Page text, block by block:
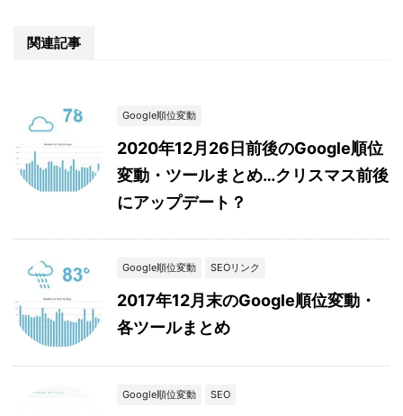
関連記事
Google順位変動
2020年12月26日前後のGoogle順位
変動・ツールまとめ…クリスマス前後
にアップデート？
Google順位変動 SEOリンク
2017年12月末のGoogle順位変動・
各ツールまとめ
Google順位変動 SEO